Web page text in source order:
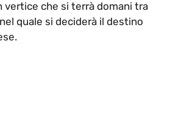
vertice che si terrà domani tra
nel quale si deciderà il destino